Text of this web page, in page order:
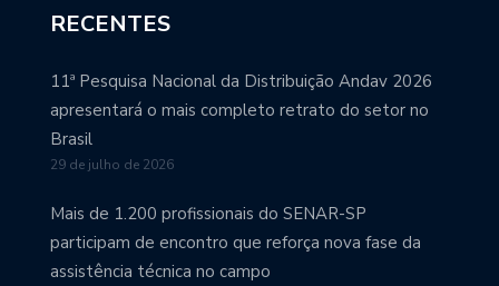
RECENTES
11ª Pesquisa Nacional da Distribuição Andav 2026
apresentará o mais completo retrato do setor no
Brasil
29 de julho de 2026
Mais de 1.200 profissionais do SENAR-SP
participam de encontro que reforça nova fase da
assistência técnica no campo